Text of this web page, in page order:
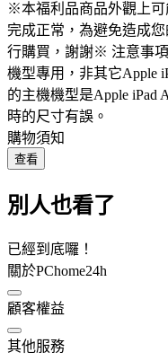
※本福利品商品外觀上
完成正常，為避免造成
行購買，謝謝※ 注意事項
機型專用，非其它Apple
的主機機型是Apple iPad
時的尺寸有誤。
購物須知
查看
別人也看了
已經到底囉！
關於PChome24h
顧客權益
其他服務